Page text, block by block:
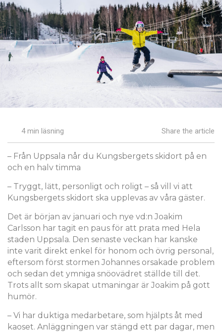
4 min läsning Share the article
– Från Uppsala når du Kungsbergets skidort på en
och en halv timma
– Tryggt, lätt, personligt och roligt – så vill vi att
Kungsbergets skidort ska upplevas av våra gäster.
Det är början av januari och nye vd:n Joakim
Carlsson har tagit en paus för att prata med Hela
staden Uppsala. Den senaste veckan har kanske
inte varit direkt enkel för honom och övrig personal,
eftersom först stormen Johannes orsakade problem
och sedan det ymniga snöovädret ställde till det.
Trots allt som skapat utmaningar är Joakim på gott
humör.
– Vi har duktiga medarbetare, som hjälpts åt med
kaoset. Anläggningen var stängd ett par dagar, men